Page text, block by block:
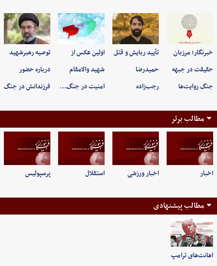
خبرنگار؛ مرزبان
حقیقت در جبهه
جنگ روایت‌ها
تأیید ربایش و قتل
حمیدرضا
رجب‌زاده
اولین عکس از
شهید والامقام
امنیت در جنگ…
توصیه رهبرشهید
درباره حضور
فرزندانش در جنگ
مطالب برتر
اخبار اخبار ورزشی استقلال پرسپولیس
مطالب پیشنهادی
اهانت‌های ترامپ